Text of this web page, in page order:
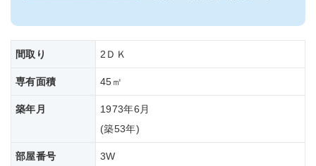
間取り 2ＤＫ
専有面積 45㎡
築年月
1973年6月
(築53年)
部屋番号 3W